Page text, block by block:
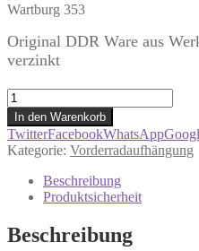
Wartburg 353
Original DDR Ware aus
verzinkt
Abstandshülse
Stoßdämpfer
Stossdämpferabstandshülse
AA
Wartburg
Menge
In den Warenkorb
TwitterFacebookWhatsApp
Kategorie: Vorderradaufhängung
Beschreibung
Produktsicherheit
Beschreibung